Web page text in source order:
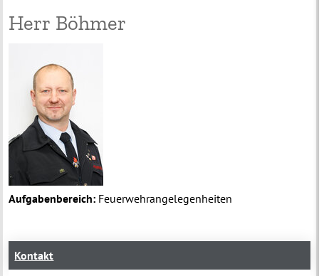
Herr Böhmer
Aufgabenbereich: Feuerwehrangelegenheiten
Kontakt